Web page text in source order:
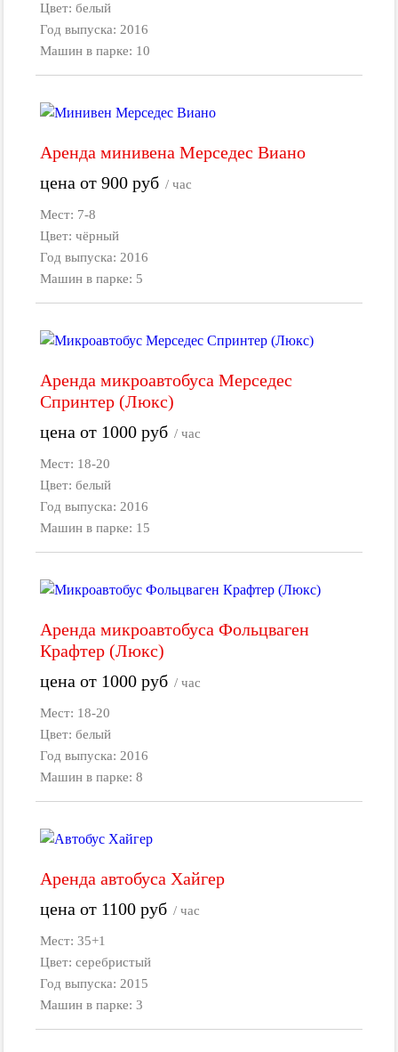
Цвет: белый
Год выпуска: 2016
Машин в парке: 10
Аренда минивена Мерседес Виано
цена от 900руб / час
Мест: 7-8
Цвет: чёрный
Год выпуска: 2016
Машин в парке: 5
Аренда микроавтобуса Мерседес
Спринтер (Люкс)
цена от 1000руб / час
Мест: 18-20
Цвет: белый
Год выпуска: 2016
Машин в парке: 15
Аренда микроавтобуса Фольцваген
Крафтер (Люкс)
цена от 1000руб / час
Мест: 18-20
Цвет: белый
Год выпуска: 2016
Машин в парке: 8
Аренда автобуса Хайгер
цена от 1100руб / час
Мест: 35+1
Цвет: серебристый
Год выпуска: 2015
Машин в парке: 3